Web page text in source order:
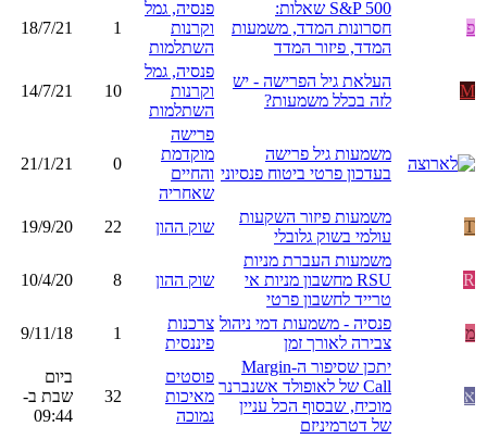
פ
S&P 500 שאלות:
חסרונות המדד, משמעות
המדד, פיזור המדד
פנסיה, גמל
וקרנות
השתלמות
1
18/7/21
M
העלאת גיל הפרישה - יש
לזה בכלל משמעות?
פנסיה, גמל
וקרנות
השתלמות
10
14/7/21
משמעות גיל פרישה
בעדכון פרטי ביטוח פנסיוני
פרישה
מוקדמת
והחיים
שאחריה
0
21/1/21
T
משמעות פיזור השקעות
עולמי בשוק גלובלי
שוק ההון 22
19/9/20
R
משמעות העברת מניות
RSU מחשבון מניות אי
טרייד לחשבון פרטי
שוק ההון 8
10/4/20
מ
פנסיה - משמעות דמי ניהול
צבירה לאורך זמן
צרכנות
פיננסית
1
9/11/18
א
יתכן שסיפור ה-Margin
Call של לאופולד אשנברנר
מוכיח, שבסוף הכל עניין
של דטרמיניזם
פוסטים
מאיכות
נמוכה
32
ביום
שבת ב-
09:44